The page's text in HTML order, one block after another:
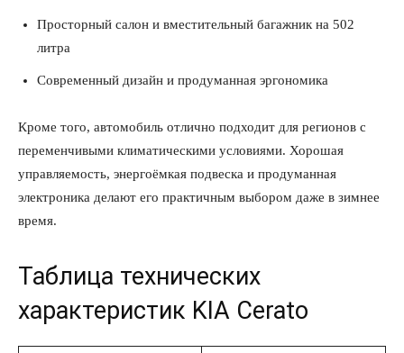
КавПолит
Просторный салон и вместительный багажник на 502
литра
Современный дизайн и продуманная эргономика
Кроме того, автомобиль отлично подходит для регионов с
переменчивыми климатическими условиями. Хорошая
управляемость, энергоёмкая подвеска и продуманная
электроника делают его практичным выбором даже в зимнее
время.
Таблица технических
характеристик KIA Cerato